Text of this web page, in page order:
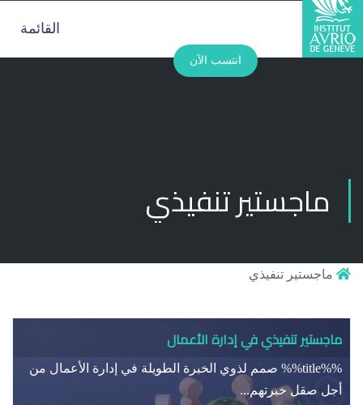
انتسب الآن
القائمة
ماجستير تنفيذي
ماجستير تنفيذي
ماجستير تنفيذي في إدارة الأعمال
%%title%% صمم لذوي الخبرة الطويلة في إدارة الأعمال من
أجل صقل خبرتهم...